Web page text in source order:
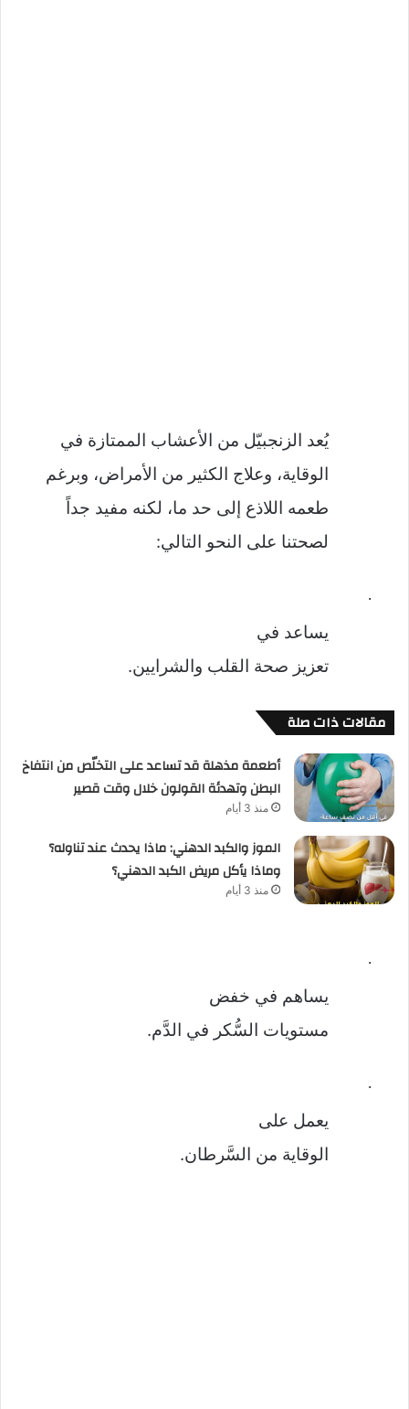
يُعد الزنجبيّل من الأعشاب الممتازة في
الوقاية، وعلاج الكثير من الأمراض، وبرغم
طعمه اللاذع إلى حد ما، لكنه مفيد جداً
لصحتنا على النحو التالي:
·
يساعد في
تعزيز صحة القلب والشرايين.
مقالات ذات صلة
أطعمة مذهلة قد تساعد على التخلّص من انتفاخ
البطن وتهدئة القولون خلال وقت قصير
منذ 3 أيام
الموز والكبد الدهني: ماذا يحدث عند تناوله؟
وماذا يأكل مريض الكبد الدهني؟
منذ 3 أيام
·
يساهم في خفض
مستويات السُّكر في الدَّم.
·
يعمل على
الوقاية من السَّرطان.